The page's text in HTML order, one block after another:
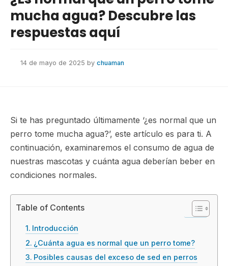
mucha agua? Descubre las
respuestas aquí
14 de mayo de 2025 by chuaman
Si te has preguntado últimamente ‘¿es normal que un
perro tome mucha agua?’, este artículo es para ti. A
continuación, examinaremos el consumo de agua de
nuestras mascotas y cuánta agua deberían beber en
condiciones normales.
Table of Contents
Introducción
¿Cuánta agua es normal que un perro tome?
Posibles causas del exceso de sed en perros